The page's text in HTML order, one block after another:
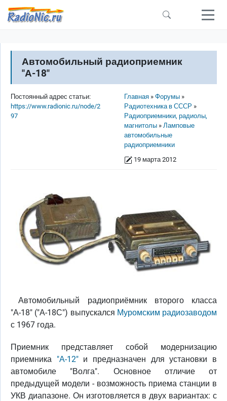
Перейти к основному содержанию
Автомобильный радиоприемник
"А-18"
Строка навигации
Главная
Форумы
Радиотехника в СССР
Радиоприемники, радиолы,
магнитолы
Ламповые
автомобильные
радиоприемники
19 марта 2012
Постоянный адрес статьи:
https://www.radionic.ru/node/2
97
Автомобильный радиоприёмник второго класса
"А-18" ("А-18С") выпускался Муромским радиозаводом
с 1967 года.
Приемник представляет собой модернизацию
приемника "А-12"и предназначен для установки в
автомобиле "Волга". Основное отличие от
предыдущей модели - возможность приема станции в
УКВ диапазоне. Он изготовляется в двух вариантах: с